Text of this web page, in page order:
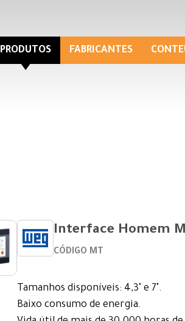
PRODUTOS FABRICANTES
Interface Homem
CÓDIGO MT
Tamanhos disponíveis: 4,3" e 7".
Baixo consumo de energia.